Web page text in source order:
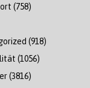
(758)
(918)
(1056)
(3816)